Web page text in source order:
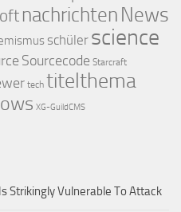
nachrichten News
schüler science
Sourcecode Starcraft
tech titelthema
XG-GuildCMS
Strikingly Vulnerable To Attack